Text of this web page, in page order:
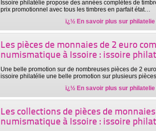
Issoire philatélie propose des années complètes de
prix promotionnel avec tous les timbres en parfait état…
ï¿½ En savoir plus sur
Les pièces de monnaies de 2 euro
numismatique à Issoire : issoire
Une belle promotion sur de nombreuses pièces de 2
issoire philatélie une belle promotion sur plusieurs
ï¿½ En savoir plus sur
Les collections de pièces de
numismatique à Issoire : issoire